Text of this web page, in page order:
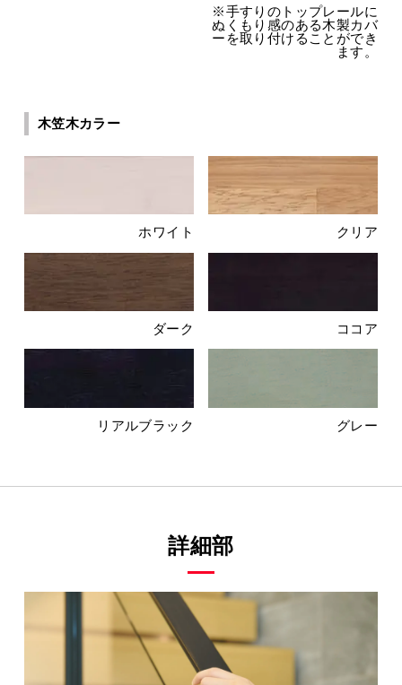
※手すりのトップレールに
ぬくもり感のある木製カバ
ーを取り付けることができ
ます。
木笠木カラー
ホワイト クリア
ダーク ココア
リアルブラック グレー
詳細部